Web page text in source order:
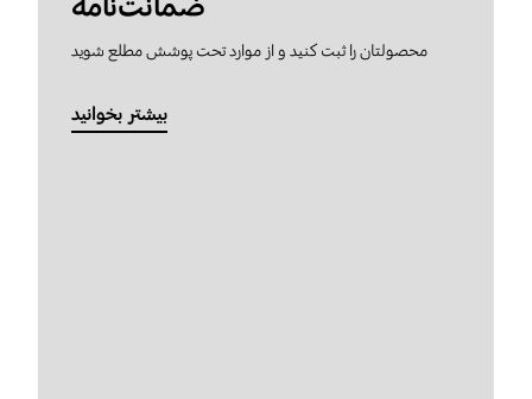
محصولتان را ثبت کنید و از موارد تحت پوشش مطلع شوید
بیشتر بخوانید